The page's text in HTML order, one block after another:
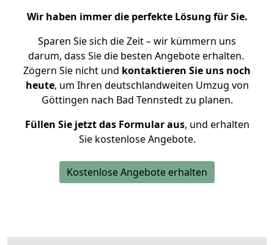
Wir haben immer die perfekte Lösung für Sie.
Sparen Sie sich die Zeit – wir kümmern uns
darum, dass Sie die besten Angebote erhalten.
Zögern Sie nicht und kontaktieren Sie uns noch
heute, um Ihren deutschlandweiten Umzug von
Göttingen nach Bad Tennstedt zu planen.
Füllen Sie jetzt das Formular aus, und erhalten
Sie kostenlose Angebote.
Kostenlose Angebote erhalten